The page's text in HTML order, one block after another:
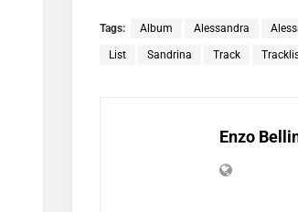
Tags: Album Alessandra
List Sandrina Track
Enzo